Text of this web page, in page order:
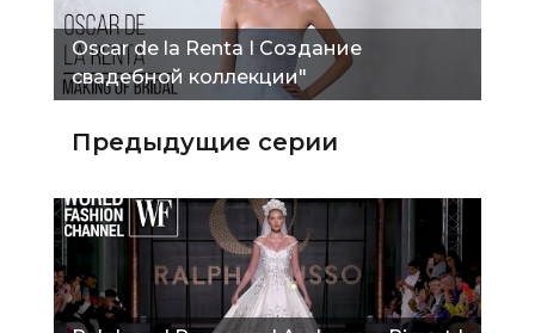
Oscar de la Renta I Создание
свадебной коллекции"
Предыдущие серии